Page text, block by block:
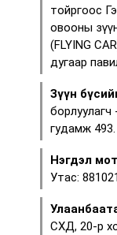
тойргоос
овооны
(FLYING
дугаар
Зүүн
борлуулагч
гудамж
Нэгдэл
Утас:
СХД, 20-р